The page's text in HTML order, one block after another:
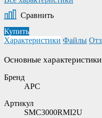
Сравнить
Купить
Характеристики Файлы
Основные характеристики
Бренд
APC
Артикул
SMC3000RMI2U